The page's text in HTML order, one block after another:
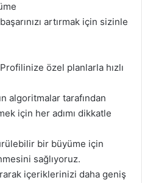
artırmak için sizinle
özel planlarla hızlı
algoritmalar tarafından
için her adımı dikkatle
bir büyüme için
sağlıyoruz.
içeriklerinizi daha geniş